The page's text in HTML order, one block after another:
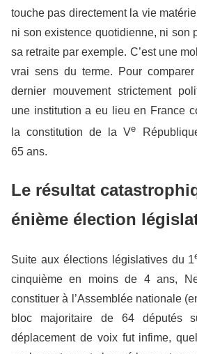
touche pas directement la vie
ni son existence quotidienne, ni son
sa retraite par exemple. C’est une
vrai sens du terme. Pour
dernier mouvement strictement
une institution a eu lieu en France
la constitution de la Ve
65 ans.
Le résultat
énième élection
Suite aux élections législatives du 1
cinquième en moins de 4 ans,
constituer à l’Assemblée nationale
bloc majoritaire de 64 députés
déplacement de voix fut infime,